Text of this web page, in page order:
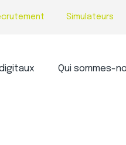
Simulateurs
Qui sommes-